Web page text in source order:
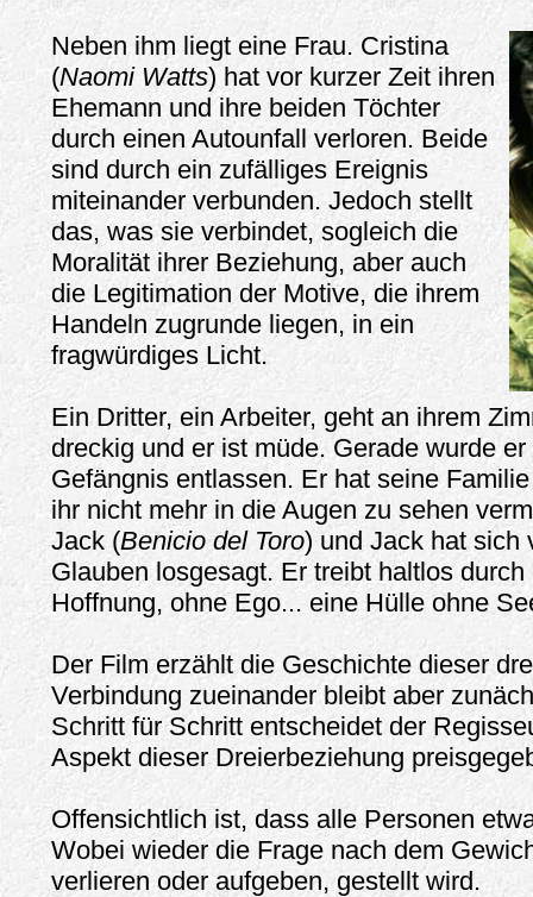
Neben ihm liegt eine Frau. Cristina
(Naomi Watts) hat vor kurzer Zeit ihren
Ehemann und ihre beiden Töchter
durch einen Autounfall verloren. Beide
sind durch ein zufälliges Ereignis
miteinander verbunden. Jedoch stellt
das, was sie verbindet, sogleich die
Moralität ihrer Beziehung, aber auch
die Legitimation der Motive, die ihrem
Handeln zugrunde liegen, in ein
fragwürdiges Licht.
Ein Dritter, ein Arbeiter, geht an ihrem
dreckig und er ist müde. Gerade wurde
Gefängnis entlassen. Er hat seine
ihr nicht mehr in die Augen zu sehen
Jack (Benicio del Toro) und Jack hat sich
Glauben losgesagt. Er treibt haltlos
Hoffnung, ohne Ego... eine Hülle ohne
Der Film erzählt die Geschichte dieser
Verbindung zueinander bleibt aber
Schritt für Schritt entscheidet der
Aspekt dieser Dreierbeziehung
Offensichtlich ist, dass alle Personen
Wobei wieder die Frage nach dem
verlieren oder aufgeben, gestellt wird.